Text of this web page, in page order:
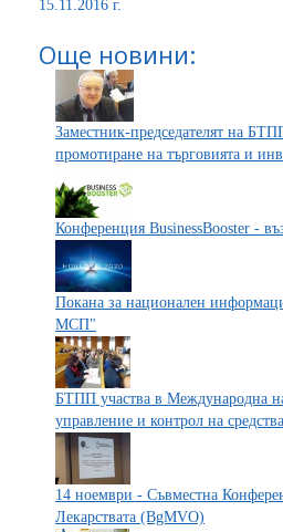
15.11.2016 г.
Още новини:
Заместник-председателят на
промотиране на търговията и
Конференция BusinessBooster -
Покана за национален
МСП"
БТПП участва в Международна
управление и контрол на
14 ноември - Съвместна
Лекарствата (BgMVO)